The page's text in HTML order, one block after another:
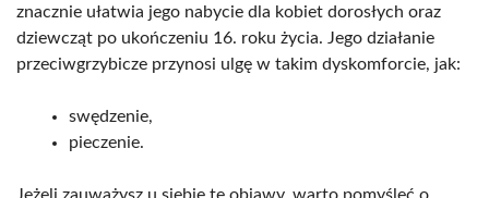
znacznie ułatwia jego nabycie dla kobiet dorosłych oraz
dziewcząt po ukończeniu 16. roku życia. Jego działanie
przeciwgrzybicze przynosi ulgę w takim dyskomforcie, jak:
swędzenie,
pieczenie.